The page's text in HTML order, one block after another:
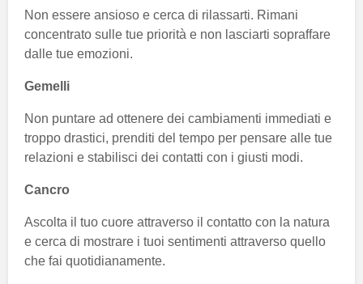
Non essere ansioso e cerca di rilassarti. Rimani
concentrato sulle tue priorità e non lasciarti sopraffare
dalle tue emozioni.
Gemelli
Non puntare ad ottenere dei cambiamenti immediati e
troppo drastici, prenditi del tempo per pensare alle tue
relazioni e stabilisci dei contatti con i giusti modi.
Cancro
Ascolta il tuo cuore attraverso il contatto con la natura
e cerca di mostrare i tuoi sentimenti attraverso quello
che fai quotidianamente.